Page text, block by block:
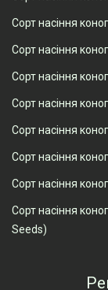
Сорт насіння
Сорт насіння
Сорт насіння
Сорт насіння
Сорт насіння
Сорт насіння
Сорт насіння
Сорт насіння
Seeds)